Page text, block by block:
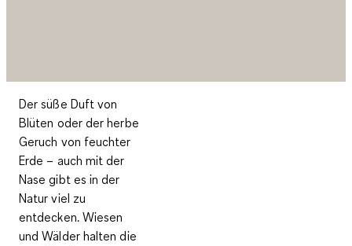
Der süße Duft von
Blüten oder der herbe
Geruch von feuchter
Erde – auch mit der
Nase gibt es in der
Natur viel zu
entdecken. Wiesen
und Wälder halten die